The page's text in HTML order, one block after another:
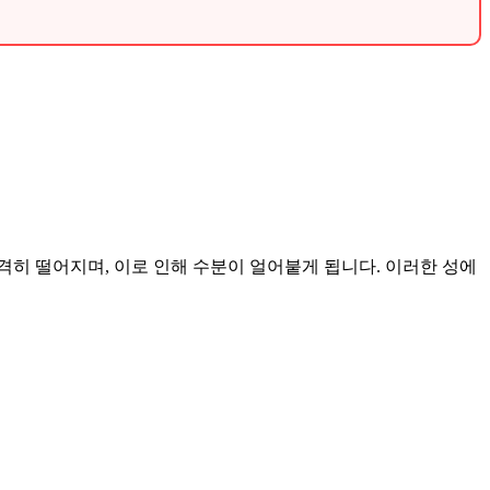
떨어지며, 이로 인해 수분이 얼어붙게 됩니다. 이러한 성에